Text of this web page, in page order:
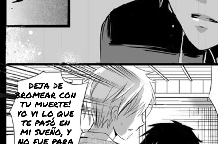
deja de
bromear con
tu muerte!
yo vi lo que
te pasó en
mi sueño, y
no fue para